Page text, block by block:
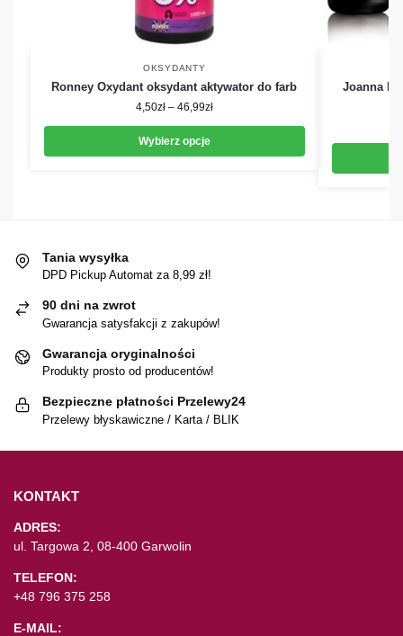
OKSYDANTY
Ronney Oxydant oksydant aktywator do farb
4,50zł – 46,99zł
Wybierz opcje
Joanna
Tania wysyłka
DPD Pickup Automat za 8,99 zł!
90 dni na zwrot
Gwarancja satysfakcji z zakupów!
Gwarancja oryginalności
Produkty prosto od producentów!
Bezpieczne płatności Przelewy24
Przelewy błyskawiczne / Karta / BLIK
KONTAKT
ADRES:
ul. Targowa 2, 08-400 Garwolin
TELEFON:
+48 796 375 258
E-MAIL: